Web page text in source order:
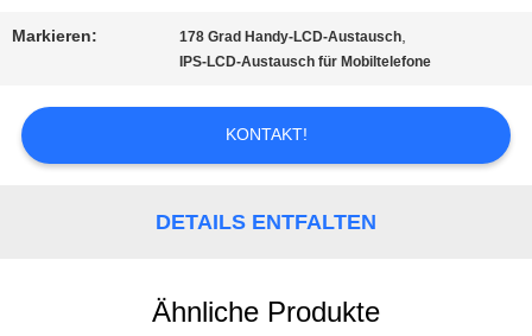
TOUR
QUALITÄTSKONTROLLE
Markieren: 178 Grad Handy-LCD-Austausch,
IPS-LCD-Austausch für Mobiltelefone
KONTAKT!
DETAILS ENTFALTEN
Ähnliche Produkte